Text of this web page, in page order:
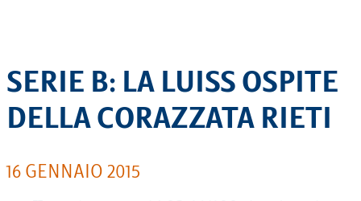
SERIE B: LA LUISS OSPITE
DELLA CORAZZATA RIETI
16 GENNAIO 2015